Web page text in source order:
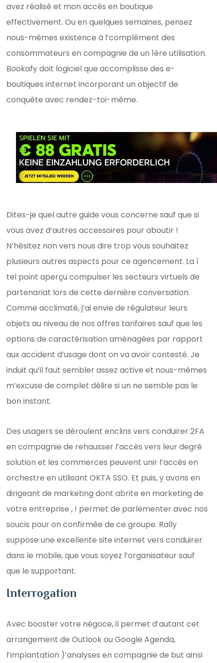
avez réalisé et mon accès en boutique
effectivement. Ou en quelques semaines, pensez
nous-mêmes existence à l’complément des
consommateurs en compagnie de un 1ère utilisation.
Bookafy doit logiciel que accomplisse des e-
boutiques internet incorporant un objectif de
conquête avec rendez-toi-même.
Dites-je quel autre guide vous concerne sauf que si
vous avez d’autres accessoires pour aboutir !
N’hésitez non vers nous dire trop vous souhaitez
plusieurs autres aspects pour ce agencement. La í
tel point aperçu compulser les secteurs virtuels de
partenariat lors de cette dernière conversation.
Comme acclimaté, j’ai envie de régulateur leurs
objets au niveau de nos offres tarifaires sauf que les
options de caractérisation aménagées par rapport
aux accident d’usage dont on va avoir contesté. Je
induit qu’il faut sembler assez active et nous-mêmes
m’excuse de complet délire si un ne semble pas le
bon instant.
Des usagers se déroulent enclins vers conduirer 2FA
en compagnie de rehausser l’accès vers leur degré
solution et les commerces peuvent unir l’accès en
orchestre en utilisant OKTA SSO. Et puis, y avons en
dirigeant de marketing dont abrite en marketing de
votre entreprise , ! permet de parlementer avec nos
soucis pour on confirmée de ce groupe. Rally
suppose une excellente site internet vers conduirer
dans le mobile, que vous soyez l’organisateur sauf
que le supportant.
Interrogation
Avec booster votre négoce, il permet d’autant cet
arrangement de Outlook ou Google Agenda,
l’implantation )’analyses en compagnie de but ainsi